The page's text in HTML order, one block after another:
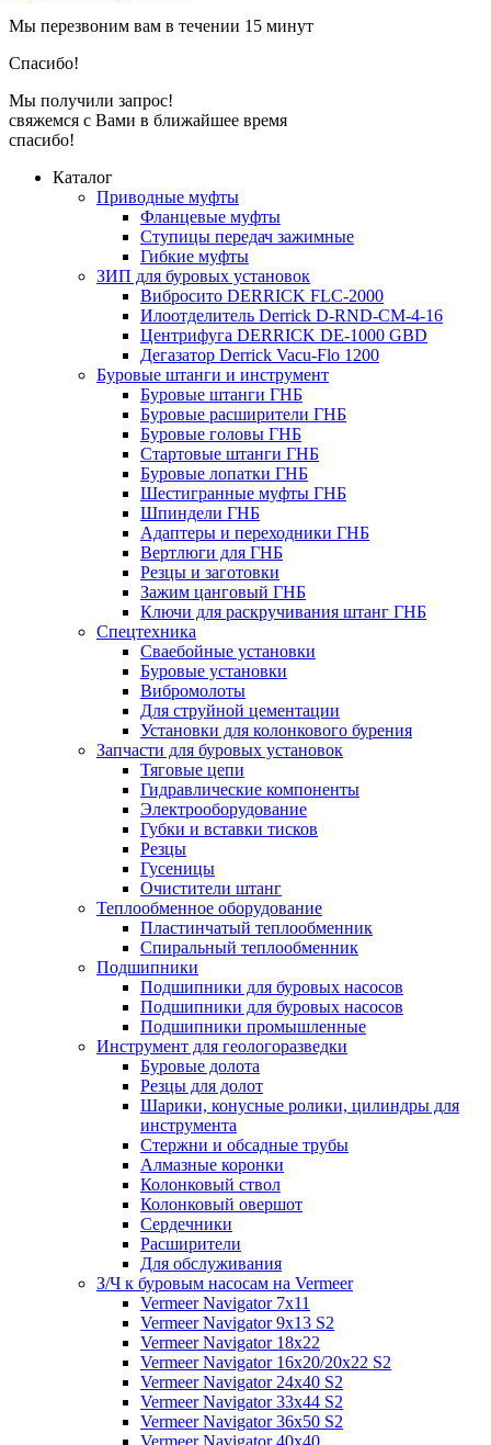
Мы перезвоним вам в течении 15 минут
Спасибо!
Мы получили запрос!
свяжемся c Вами в ближайшее время
спасибо!
Каталог
Приводные муфты
Фланцевые муфты
Ступицы передач зажимные
Гибкие муфты
ЗИП для буровых установок
Вибросито DERRICK FLC-2000
Илоотделитель Derrick D-RND-CM-4-16
Центрифуга DERRICK DE-1000 GBD
Дегазатор Derrick Vacu-Flo 1200
Буровые штанги и инструмент
Буровые штанги ГНБ
Буровые расширители ГНБ
Буровые головы ГНБ
Стартовые штанги ГНБ
Буровые лопатки ГНБ
Шестигранные муфты ГНБ
Шпиндели ГНБ
Адаптеры и переходники ГНБ
Вертлюги для ГНБ
Резцы и заготовки
Зажим цанговый ГНБ
Ключи для раскручивания штанг ГНБ
Спецтехника
Сваебойные установки
Буровые установки
Вибромолоты
Для струйной цементации
Установки для колонкового бурения
Запчасти для буровых установок
Тяговые цепи
Гидравлические компоненты
Электрооборудование
Губки и вставки тисков
Резцы
Гусеницы
Очистители штанг
Теплообменное оборудование
Пластинчатый теплообменник
Спиральный теплообменник
Подшипники
Подшипники для буровых насосов
Подшипники для буровых насосов
Подшипники промышленные
Инструмент для геологоразведки
Буровые долота
Резцы для долот
Шарики, конусные ролики, цилиндры для
инструмента
Стержни и обсадные трубы
Алмазные коронки
Колонковый ствол
Колонковый овершот
Сердечники
Расширители
Для обслуживания
З/Ч к буровым насосам на Vermeer
Vermeer Navigator 7x11
Vermeer Navigator 9x13 S2
Vermeer Navigator 18x22
Vermeer Navigator 16x20/20x22 S2
Vermeer Navigator 24x40 S2
Vermeer Navigator 33x44 S2
Vermeer Navigator 36x50 S2